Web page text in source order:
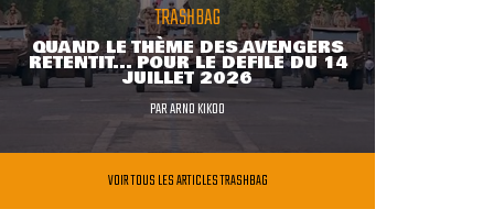
TRASHBAG
QUAND LE THÈME DES AVENGERS
RETENTIT... POUR LE DÉFILÉ DU 14
JUILLET 2026
PARARNO KIKOO
VOIR TOUS LES ARTICLES TRASHBAG